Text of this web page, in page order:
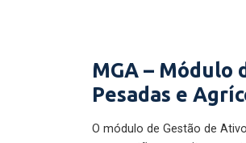
MGA – Módulo
Pesadas e
O módulo de Gestão de